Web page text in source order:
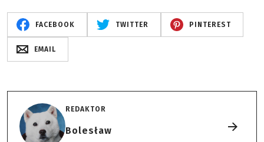
FACEBOOK TWITTER PINTEREST
EMAIL
REDAKTOR
Bolesław